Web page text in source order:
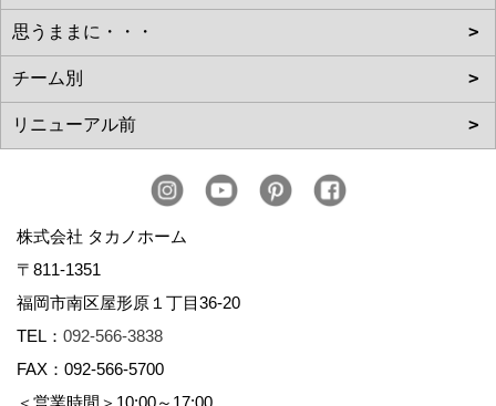
株式会社 タカノホーム
〒811-1351
福岡市南区屋形原１丁目36-20
TEL： 092-566-3838
FAX：092-566-5700
＜営業時間＞10:00～17:00